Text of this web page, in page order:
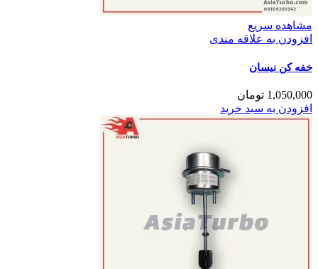
مشاهده سریع
افزودن به علاقه مندی
خفه کن نیسان
1,050,000 تومان
افزودن به سبد خرید